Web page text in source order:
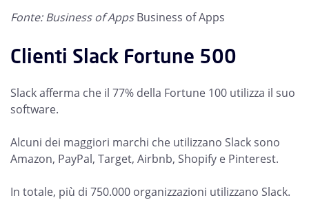
Fonte: Business of AppsBusiness of Apps
Clienti Slack Fortune 500
Slack afferma che il 77% della Fortune 100 utilizza il suo
software.
Alcuni dei maggiori marchi che utilizzano Slack sono
Amazon, PayPal, Target, Airbnb, Shopify e Pinterest.
In totale, più di 750.000 organizzazioni utilizzano Slack.